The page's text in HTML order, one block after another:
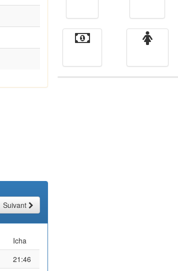
Suivant
Icha
21:46